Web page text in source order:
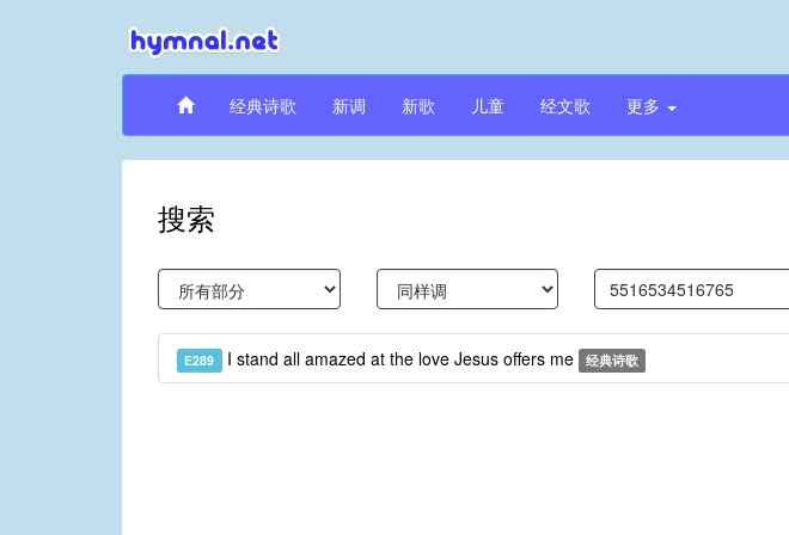
经典诗歌 新调 新歌 儿童 经文歌 更多
搜索
E289 I stand all amazed at the love Jesus offers me 经典诗歌